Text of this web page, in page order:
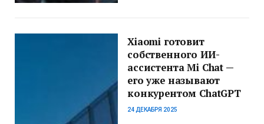
Xiaomi готовит
собственного ИИ-
ассистента Mi Chat —
его уже называют
конкурентом ChatGPT
24 ДЕКАБРЯ 2025